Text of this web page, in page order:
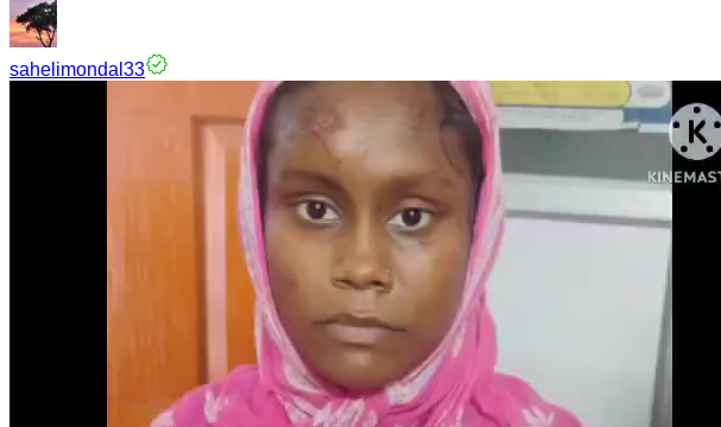
sahelimondal33